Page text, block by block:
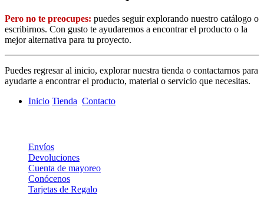
Pero no te preocupes: puedes seguir explorando nuestro catálogo o
escribirnos. Con gusto te ayudaremos a encontrar el producto o la
mejor alternativa para tu proyecto.
Puedes regresar al inicio, explorar nuestra tienda o contactarnos para
ayudarte a encontrar el producto, material o servicio que necesitas.
Inicio Tienda Contacto
Envíos
Devoluciones
Cuenta de mayoreo
Conócenos
Tarjetas de Regalo